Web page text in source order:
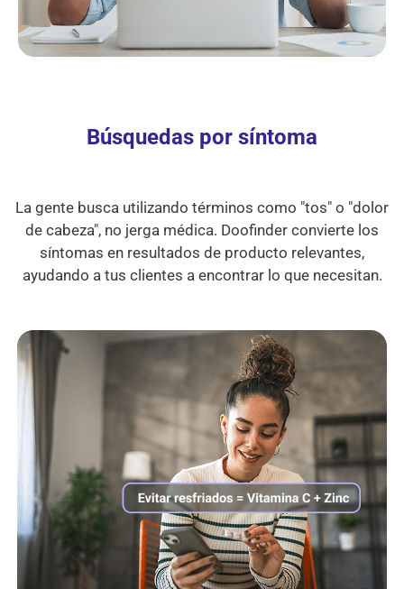
Búsquedas por síntoma
La gente busca utilizando términos como "tos" o "dolor
de cabeza", no jerga médica. Doofinder convierte los
síntomas en resultados de producto relevantes,
ayudando a tus clientes a encontrar lo que necesitan.